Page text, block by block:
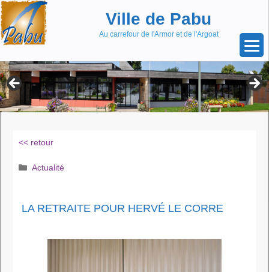
Aller
au
contenu
Skip
to
content
Ville de Pabu
Au carrefour de l'Armor et de l'Argoat
<< retour
Catégories
Actualité
LA RETRAITE POUR HERVÉ LE CORRE